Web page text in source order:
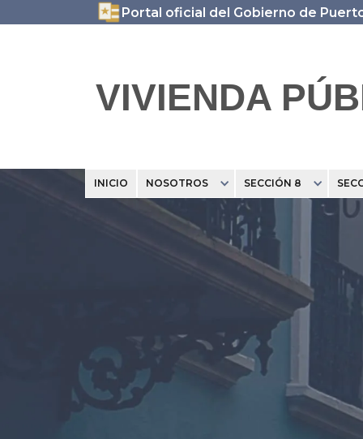
Portal oficial del Gobierno de
VIVIENDA
INICIO NOSOTROS SECCIÓN 8